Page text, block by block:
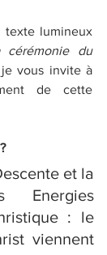
texte lumineux
cérémonie du
vous invite à
de cette
et la
Energies
: le
viennent